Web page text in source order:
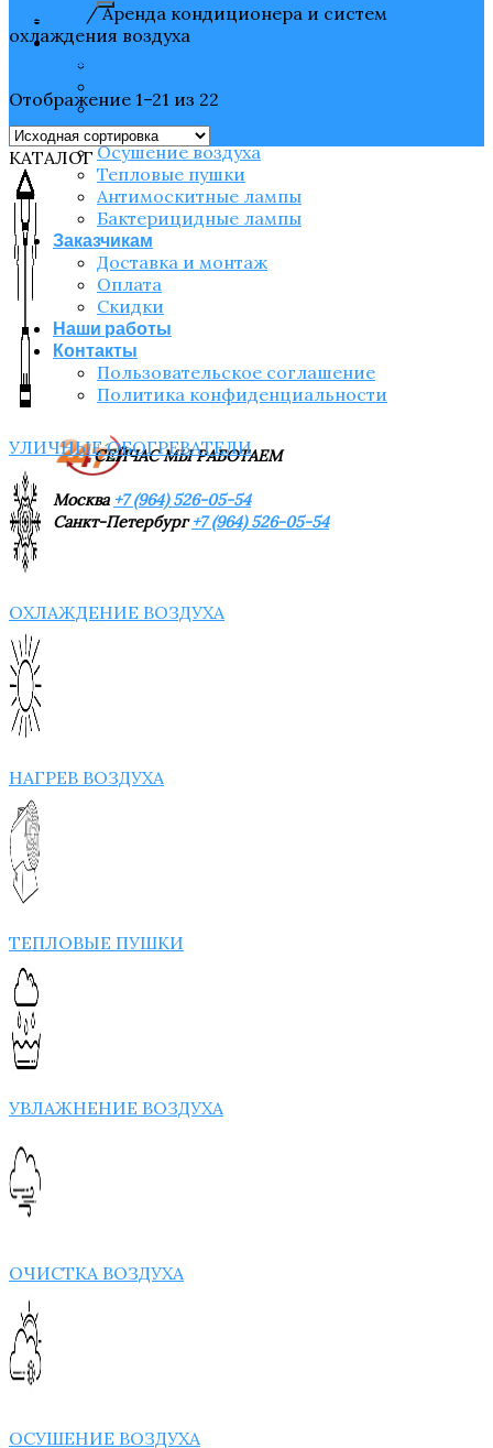
Главная
Оборудование
Увлажнение воздуха
Очистка воздуха
Осушение воздуха
Тепловые пушки
Антимоскитные лампы
Бактерицидные лампы
Заказчикам
Доставка и монтаж
Оплата
Скидки
Наши работы
Контакты
Пользовательское соглашение
Политика конфиденциальности
СЕЙЧАС МЫ РАБОТАЕМ
Москва +7 (964) 526-05-54
Санкт-Петербург+7 (964) 526-05-54
/Аренда кондиционера и систем
охлаждения воздуха
Фильтрация
Отображение 1–21 из 22
КАТАЛОГ
УЛИЧНЫЕ ОБОГРЕВАТЕЛИ
ОХЛАЖДЕНИЕ ВОЗДУХА
НАГРЕВ ВОЗДУХА
ТЕПЛОВЫЕ ПУШКИ
УВЛАЖНЕНИЕ ВОЗДУХА
ОЧИСТКА ВОЗДУХА
ОСУШЕНИЕ ВОЗДУХА